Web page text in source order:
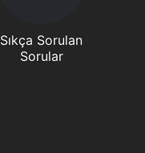
Sıkça Sorulan
Sorular